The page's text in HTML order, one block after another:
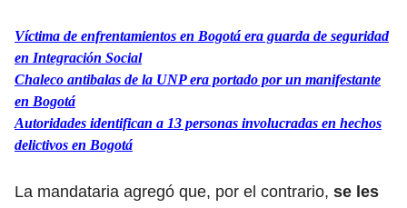
Víctima de enfrentamientos en Bogotá era guarda de seguridad
en Integración Social
Chaleco antibalas de la UNP era portado por un manifestante
en Bogotá
Autoridades identifican a 13 personas involucradas en hechos
delictivos en Bogotá
La mandataria agregó que, por el contrario, se les